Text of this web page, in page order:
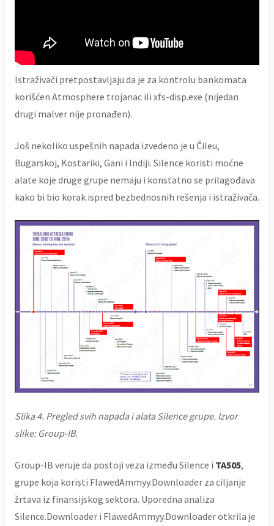
Istraživači pretpostavljaju da je za kontrolu bankomata
korišćen Atmosphere trojanac ili xfs-disp.exe (nijedan
drugi malver nije pronađen).
Još nekoliko uspešnih napada izvedeno je u Čileu,
Bugarskoj, Kostariki, Gani i Indiji. Silence koristi moćne
alate koje druge grupe nemaju i konstatno se prilagođava
kako bi bio korak ispred bezbednosnih rešenja i istraživača.
Slika 4. Pregled svih napada i alata Silence grupe. Izvor
slike: Group-IB.
Group-IB veruje da postoji veza između Silence i TA505,
grupe koja koristi FlawedAmmyy.Downloader za ciljanje
žrtava iz finansijskog sektora. Uporedna analiza
Silence.Downloader i FlawedAmmyy.Downloader otkrila je